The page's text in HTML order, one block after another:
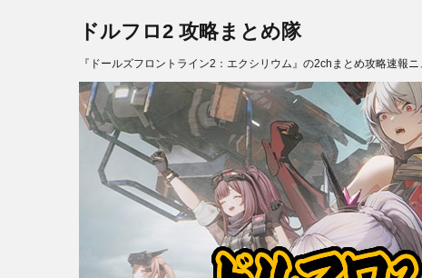
ドルフロ2 攻略まとめ隊
『ドールズフロントライン2：エクシリウム』の2chまとめ攻略速報